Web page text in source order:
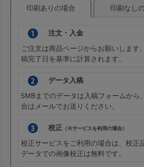
印刷ありの場合 印刷なし
注文・入金
ご注文は商品ページからお願いします
稿完了日を基準に計算されます。
データ入稿
5MBまでのデータは入稿フォームから
合はメールでお送りください。
校正（※サービスを利用の場合）
校正サービスをご利用の場合は、校正
データでの画像校正は無料です。